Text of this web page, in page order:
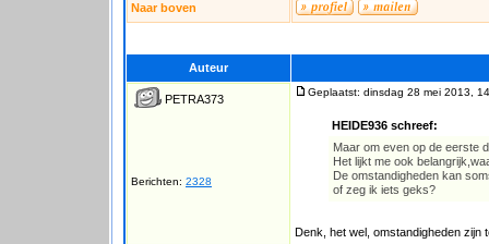
Naar boven
Auteur
PETRA373
Berichten: 2328
Geplaatst: dinsdag 28 mei 2013,
HEIDE936 schreef:
Maar om even op de eerste
Het lijkt me ook
De omstandigheden kan
of zeg ik iets geks?
Denk, het wel, omstandigheden zijn